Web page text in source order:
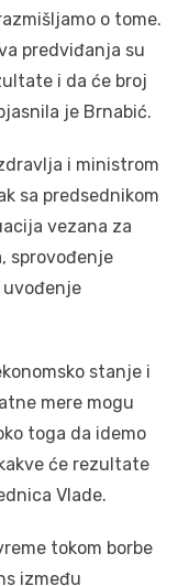
o tome.
predviđanja su
i da će broj
je Brnabić.
i ministrom
sa predsednikom
vezana za
sprovođenje
stanje i
mere mogu
toga da idemo
će rezultate
Vlade.
tokom borbe
između